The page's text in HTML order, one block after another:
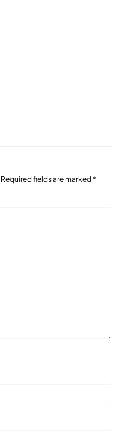
Required fields are marked *